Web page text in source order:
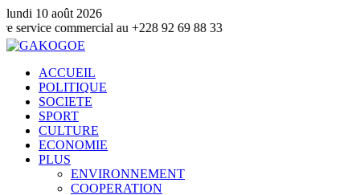
lundi 10 août 2026
au +228 92 69 88 33
ACCUEIL
POLITIQUE
SOCIETE
SPORT
CULTURE
ECONOMIE
PLUS
ENVIRONNEMENT
COOPERATION